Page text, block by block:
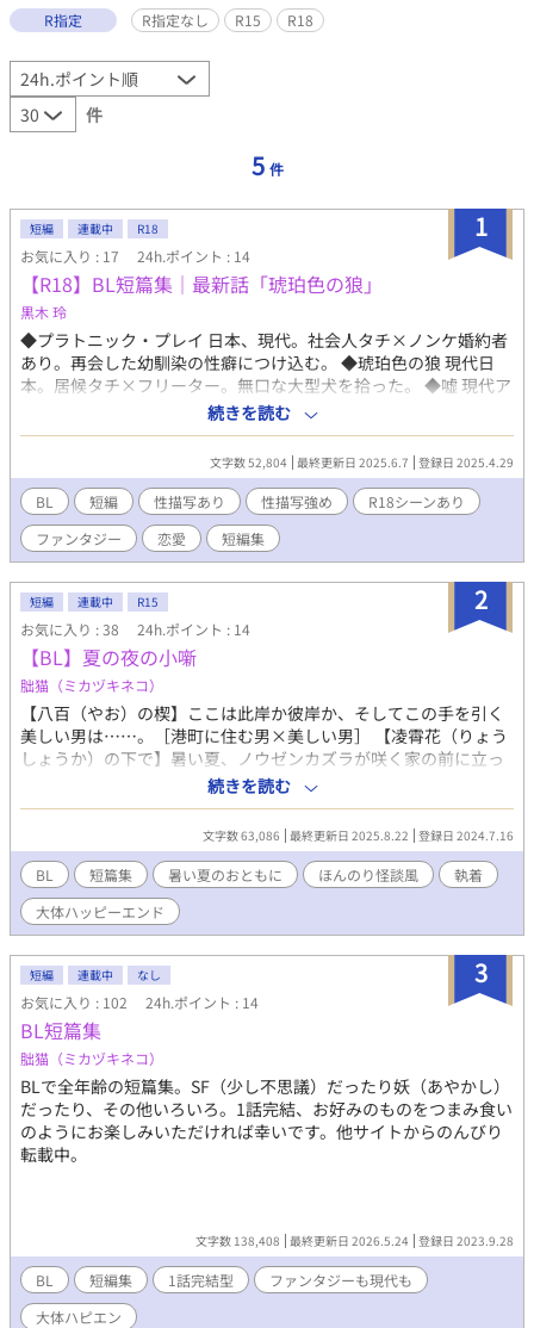
R指定
R指定なし R15 R18
件
5 件
1
短編 連載中 R18
お気に入り : 17 24h.ポイント : 14
【R18】BL短篇集｜最新話「琥珀色の狼」
黒木 玲
◆プラトニック・プレイ 日本、現代。社会人タチ×ノンケ婚約者
あり。再会した幼馴染の性癖につけ込む。 ◆琥珀色の狼 現代日
本。居候タチ×フリーター。無口な大型犬を拾った。 ◆嘘 現代ア
メリカ。自信家なボス×腹心。裏切られても離れられない。無理
矢理。 ◆淹れたての恋が冷めないように 現代日本。優しいSお兄
さん×一途な黒髪青年。温泉旅館で初夜。社会人、恋人、甘々。
◆魔力をください ファンタジー。マイペース魔法使い×献身的な
助手。 ダンジョンから出られない。コミカル、フェラ。 ◇番外編
「ガウラの育て方」 敬語エルフ×生意気な青年。 節操のない子に
躾。触手、躾、開発、屈服。 ◆獣の唄 近世ヨーロッパ。Sな元軍
人おじさん×生意気な獣人青年。 旅の途中の唐突な発情。焦ら
し、調教。
続きを読む
文字数 52,804 最終更新日 2025.6.7 登録日 2025.4.29
BL 短編 性描写あり 性描写強め
R18シーンあり
ファンタジー
恋愛 短編集
2
短編 連載中 R15
お気に入り : 38 24h.ポイント : 14
【BL】夏の夜の小噺
朏猫（ミカヅキネコ）
【八百（やお）の楔】ここは此岸か彼岸か、そしてこの手を引く
美しい男は……。［港町に住む男×美しい男］ 【凌霄花（りょう
しょうか）の下で】暑い夏、ノウゼンカズラが咲く家の前に立っ
ていた美しい男の正体は。［古の鬼×高貴な魂］ 【男の花嫁】俺
は今日、しきたりで義理の兄だった男の花嫁になる［義理の兄×
義理の弟］ 【夜に閉じ込められた聲】かつて大豪邸の庭の奥にあ
った土蔵には、美しい少年が閉じ込められていた。［青年×閉じ
込められた少年］ 【この世界が嘘だったとしても】僕はなぜ何度
も同じ夏をくり返しているんだろうか。［イケメン高校生×地味
なクラスメイト］
続きを読む
文字数 63,086 最終更新日 2025.8.22 登録日 2024.7.16
BL 短篇集 暑い夏のおともに ほんのり怪談風
執着
大体ハッピーエンド
3
短編 連載中 なし
お気に入り : 102 24h.ポイント : 14
BL短篇集
朏猫（ミカヅキネコ）
BLで全年齢の短篇集。SF（少し不思議）だったり妖（あやかし）
だったり、その他いろいろ。1話完結、お好みのものをつまみ食い
のようにお楽しみいただければ幸いです。他サイトからのんびり
転載中。
文字数 138,408 最終更新日 2026.5.24 登録日 2023.9.28
BL 短編集 1話完結型
ファンタジーも現代も
大体ハピエン